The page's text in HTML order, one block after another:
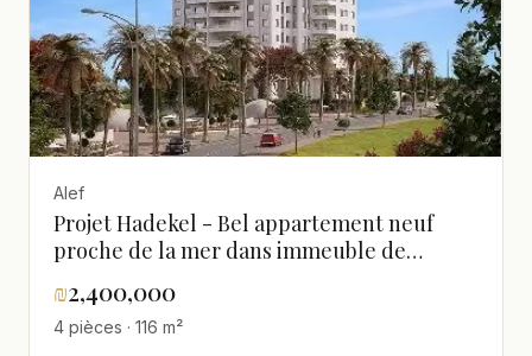
Alef
Projet Hadekel - Bel appartement neuf
proche de la mer dans immeuble de
₪2,400,000
4 pièces · 116 m²